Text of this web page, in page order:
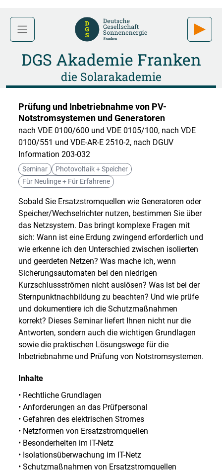
DGS Akademie Franken
die Solarakademie
Prüfung und Inbetriebnahme von PV-
Notstromsystemen und Generatoren
nach VDE 0100/600 und VDE 0105/100, nach VDE
0100/551 und VDE-AR-E 2510-2, nach DGUV
Information 203-032
Seminar
Photovoltaik + Speicher
Für Neulinge + Für Erfahrene
Sobald Sie Ersatzstromquellen wie Generatoren oder
Speicher/Wechselrichter nutzen, bestimmen Sie über
das Netzsystem. Das bringt komplexe Fragen mit
sich: Wann ist eine Erdung zwingend erforderlich und
wie erkenne ich den Unterschied zwischen isolierten
und geerdeten Netzen? Was mache ich, wenn
Sicherungsautomaten bei den niedrigen
Kurzschlussströmen nicht auslösen? Was ist bei der
Sternpunktnachbildung zu beachten? Und wie prüfe
und dokumentiere ich die Schutzmaßnahmen
korrekt? Dieses Seminar liefert Ihnen nicht nur die
Antworten, sondern auch die wichtigen Grundlagen
sowie die praktischen Lösungswege für die
Inbetriebnahme und Prüfung von Notstromsystemen.
Inhalte
• Rechtliche Grundlagen
• Anforderungen an das Prüfpersonal
• Gefahren des elektrischen Stromes
• Netzformen von Ersatzstromquellen
• Besonderheiten im IT-Netz
• Isolationsüberwachung im IT-Netz
• Schutzmaßnahmen von Ersatzstromquellen